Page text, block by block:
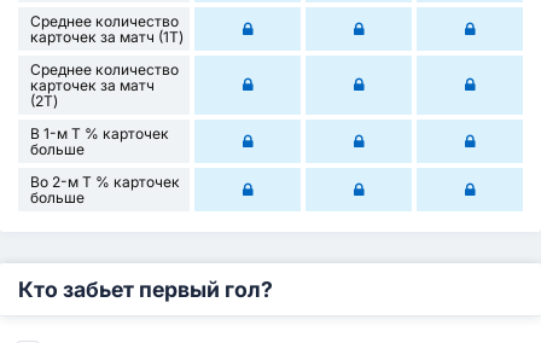
Среднее количество
карточек за матч (1Т)
Среднее количество
карточек за матч
(2Т)
В 1-м Т % карточек
больше
Во 2-м Т % карточек
больше
Кто забьет первый гол?